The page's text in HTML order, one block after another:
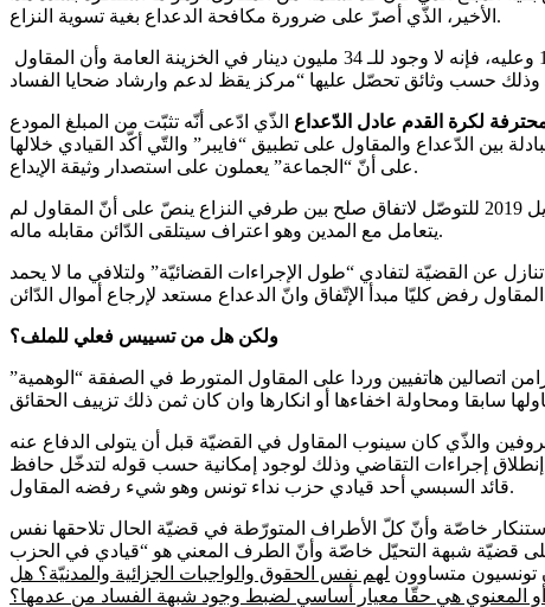
الأخير، الذّي أصرّ على ضرورة مكافحة الدعداع بغية تسوية النزاع.
لكرة القدم عادل الدّعداع الذّي ادّعى أنّه تثبّت من المبلغ المودع
بين الدّعداع والمقاول على تطبيق “فايبر” والتّي أكّد القيادي خلالها
على أنّ “الجماعة” يعملون على استصدار وثيقة الإيداع.
في أفريل2019 أخذت القضية منحى اخر. اذ بادر القيادي عبد الكريم الهاروني بالاتصال بالمقاول من أجل ترتيب لقاء مع الدعداع يوم 14 أفريل 2019 للتوصّل لاتفاق صلح بين طرفي النزاع ينصّ على أنّ المقاول لم
يتعامل مع المدين وهو اعتراف سيتلقى الدّائن مقابله ماله.
عن القضيّة لتفادي “طول الإجراءات القضائيّة” ولتلافي ما لا يحمد
ولكن هل من تسييس فعلي للملف؟
اتصالين هاتفيين وردا على المقاول المتورط في الصفقة “الوهمية”
والذّي كان سينوب المقاول في القضيّة قبل أن يتولى الدفاع عنه
بالتريّث قبل إنطلاق إجراءات التقاضي وذلك لوجود إمكانية حسب قوله لتدخّل حافظ
قائد السبسي أحد قيادي حزب نداء تونس وهو شيء رفضه المقاول.
أيّة مستجدات، وهو أمر قابل للاستنكار خاصّة وأنّ كلّ الأطراف المتورّطة في قضيّة الحال تلاحقها نفس
على قضيّة شبهة التحيّل خاصّة وأنّ الطرف المعني هو “قيادي في الحزب
تونسيون متساوون لهم نفس الحقوق والواجبات الجزائية والمدنيّة؟ هل
المعنوي هي حقّا معيار أساسي لضبط وجود شبهة الفساد من عدمها؟